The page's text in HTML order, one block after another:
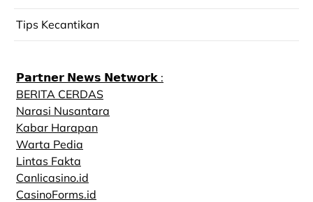
Tips Kecantikan
𝗣𝗮𝗿𝘁𝗻𝗲𝗿 𝗡𝗲𝘄𝘀 𝗡𝗲𝘁𝘄𝗼𝗿𝗸 :
BERITA CERDAS
Narasi Nusantara
Kabar Harapan
Warta Pedia
Lintas Fakta
Canlicasino.id
CasinoForms.id